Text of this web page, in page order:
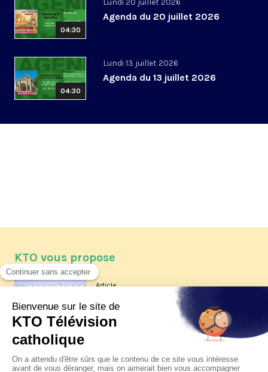
04:30
Lundi 20 juillet 2026
Agenda du 20 juillet 2026
04:30
Lundi 13 juillet 2026
Agenda du 13 juillet 2026
KTO vous propose
Article
Les reportages d'été 2026 de KTO
La visite pastorale du pape Léon
XIV à Assise à suivre sur KTO le